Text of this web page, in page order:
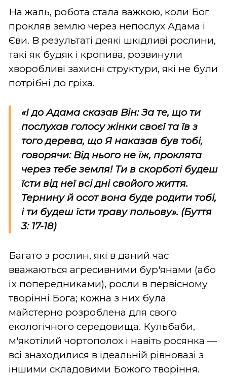
На жаль, робота стала важкою, коли Бог
прокляв землю через непослух Адама і
Єви. В результаті деякі шкідливі рослини,
такі як будяк і кропива, розвинули
хворобливі захисні структури, які не були
потрібні до гріха.
«І до Адама сказав Він: За те, що ти
послухав голосу жінки своєї та їв з
того дерева, що Я наказав був тобі,
говорячи: Від нього не їж, проклята
через тебе земля! Ти в скорботі будеш
їсти від неї всі дні свойого життя.
Тернину й осот вона буде родити тобі,
і ти будеш їсти траву польову». (Буття
3: 17-18)
Багато з рослин, які в даний час
вважаються агресивними бур'янами (або
їх попередниками), росли в первісному
творінні Бога; кожна з них була
майстерно розроблена для свого
екологічного середовища. Кульбаби,
м'якотілий чортополох і навіть росянка —
всі знаходилися в ідеальній рівновазі з
іншими складовими Божого творіння.